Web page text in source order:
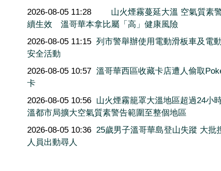
2026-08-05 11:28
山火煙霧蔓延大溫 空氣質素
續生效 溫哥華本拿比屬「高」健康風險
2026-08-05 11:15 列市警舉辦使用電動滑板車及電
安全活動
2026-08-05 10:57 溫哥華西區收藏卡店遭人偷取
卡
2026-08-05 10:56 山火煙霧籠罩大溫地區超過24小
溫都市局擴大空氣質素警告範圍至整個地區
2026-08-05 10:36 25歲男子溫哥華島登山失蹤 大批
人員出動尋人